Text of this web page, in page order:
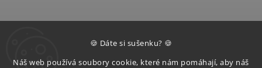
🍪 Dáte si sušenku? 🍪
Náš web používá soubory cookie, které nám pomáhají, aby náš